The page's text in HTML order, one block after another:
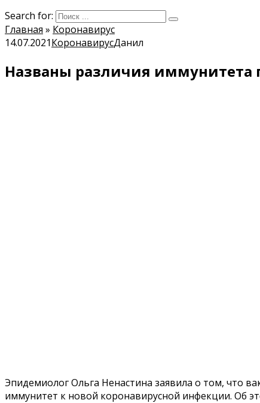
Search for:
Главная » Коронавирус
14.07.2021КоронавирусДанил
Названы различия иммунитета
Эпидемиолог Ольга Ненастина заявила о том, что
иммунитет к новой коронавирусной инфекции. Об